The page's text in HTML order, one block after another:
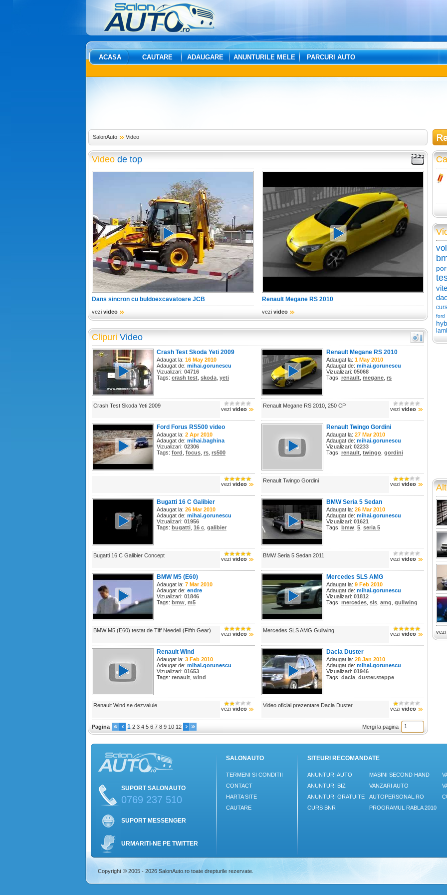
ACASA CAUTARE ADAUGARE ANUNTURILE MELE PARCURI AUTO
SalonAuto Video
Video de top
Dans sincron cu buldoexcavatoare JCB Renault Megane RS 2010
vezi video vezi video
Clipuri Video
Crash Test Skoda Yeti 2009
Adaugat la: 16 May 2010
Adaugat de: mihai.gorunescu
Vizualizari: 04716
Tags: crash test skoda yeti
Crash Test Skoda Yeti 2009
vezi video
Renault Megane RS 2010
Adaugat la: 1 May 2010
Adaugat de: mihai.gorunescu
Vizualizari: 05068
Tags: renault megane rs
Renault Megane RS 2010, 250 CP
vezi video
Ford Forus RS500 video
Adaugat la: 2 Apr 2010
Adaugat de: mihai.baghina
Vizualizari: 02306
Tags: ford focus rs rs500
vezi video
Renault Twingo Gordini
Adaugat la: 27 Mar 2010
Adaugat de: mihai.gorunescu
Vizualizari: 02233
Tags: renault twingo gordini
Renault Twingo Gordini
vezi video
Bugatti 16 C Galibier
Adaugat la: 26 Mar 2010
Adaugat de: mihai.gorunescu
Vizualizari: 01956
Tags: bugatti 16 c galibier
Bugatti 16 C Galibier Concept
vezi video
BMW Seria 5 Sedan
Adaugat la: 26 Mar 2010
Adaugat de: mihai.gorunescu
Vizualizari: 01621
Tags: bmw 5 seria 5
BMW Seria 5 Sedan 2011
vezi video
BMW M5 (E60)
Adaugat la: 7 Mar 2010
Adaugat de: endre
Vizualizari: 01846
Tags: bmw m5
BMW M5 (E60) testat de Tiff Needell (Fifth Gear)
vezi video
Mercedes SLS AMG
Adaugat la: 9 Feb 2010
Adaugat de: mihai.gorunescu
Vizualizari: 01812
Tags: mercedes sls amg gullwing
Mercedes SLS AMG Gullwing
vezi video
Renault Wind
Adaugat la: 3 Feb 2010
Adaugat de: mihai.gorunescu
Vizualizari: 01653
Tags: renault wind
Renault Wind se dezvaluie
vezi video
Dacia Duster
Adaugat la: 28 Jan 2010
Adaugat de: mihai.gorunescu
Vizualizari: 01946
Tags: dacia duster.steppe
Video oficial prezentare Dacia Duster
vezi video
Pagina 1 2 3 4 5 6 7 8 9 10 12 Mergi la pagina
ford
vezi
SUPORT SALONAUTO
0769 237 510
SUPORT MESSENGER
URMARITI-NE PE TWITTER
SALONAUTO
TERMENI SI CONDITII
CONTACT
HARTA SITE
CAUTARE
SITEURI RECOMANDATE
ANUNTURI AUTO
ANUNTURI BIZ
ANUNTURI GRATUITE
CURS BNR
MASINI SECOND HAND
VANZARI AUTO
AUTOPERSONAL.RO
PROGRAMUL RABLA 2010
Copyright © 2005 - 2026 SalonAuto.ro toate drepturile rezervate.